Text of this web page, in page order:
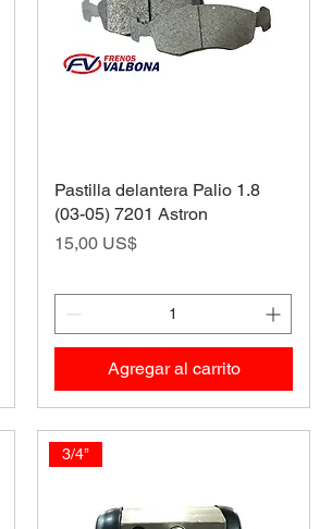
Pastilla delantera Palio 1.8
(03-05) 7201 Astron
Precio
15,00 US$
Agregar al carrito
3/4’’